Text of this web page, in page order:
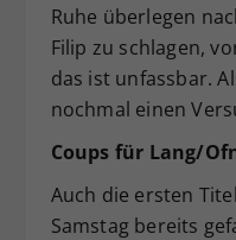
Ruhe überlegen
Filip zu schlagen,
das ist unfassbar.
nochmal einen
Coups für Lang/
Auch die ersten
Samstag bereits